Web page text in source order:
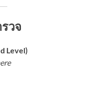
วจ
Level)